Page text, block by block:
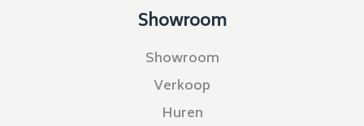
Showroom
Showroom
Verkoop
Huren